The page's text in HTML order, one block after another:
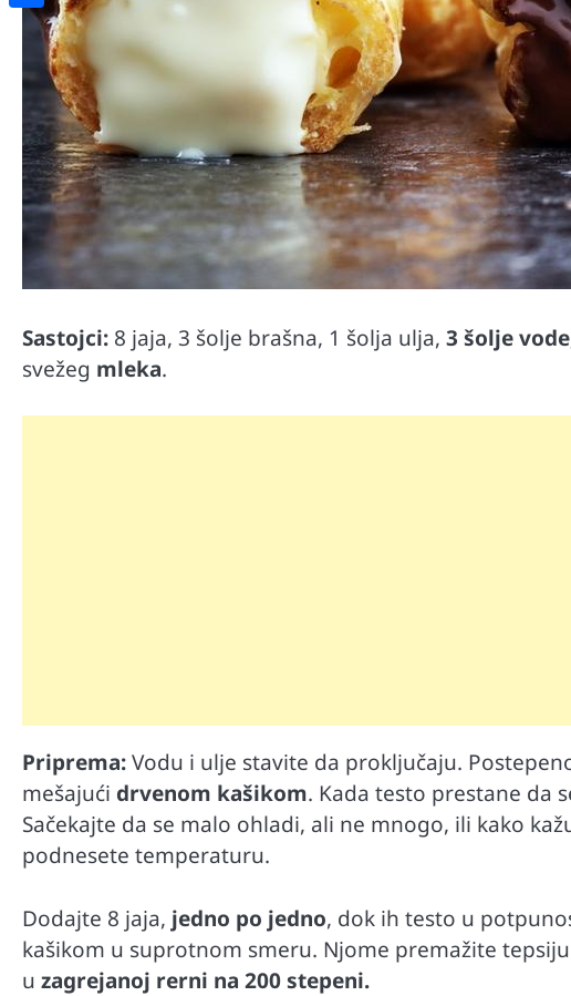
Sastojci: 8 jaja, 3 šolje brašna, 1 šolja ulja, 3 šolje
svežeg mleka.
Priprema:Vodu i ulje stavite da proključaju.
mešajući drvenom kašikom. Kada testo prestane da
Sačekajte da se malo ohladi, ali ne mnogo, ili kako
podnesete temperaturu.
Dodajte 8 jaja, jedno po jedno, dok ih testo u
kašikom u suprotnom smeru. Njome premažite
u zagrejanoj rerni na 200 stepeni.
Mr D Fit
Međunarodni dan voća – Jedite prirodne
poslastice, ali umereno!
Share